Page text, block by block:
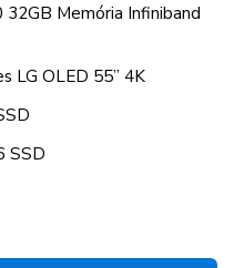
Memória Infiniband
LG OLED 55” 4K
SSD